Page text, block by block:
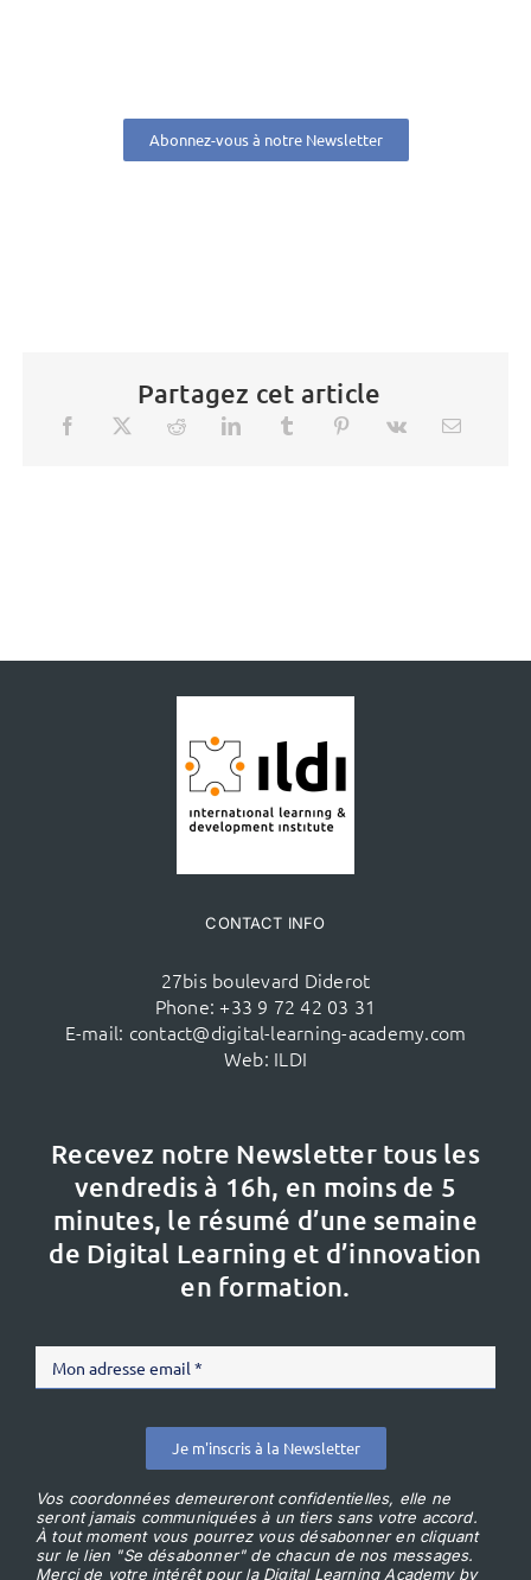
Abonnez-vous à notre Newsletter
Partagez cet article
CONTACT INFO
27bis boulevard Diderot
Phone: +33 9 72 42 03 31
E-mail: contact@digital-learning-academy.com
Web: ILDI
Recevez notre Newsletter tous les
vendredis à 16h, en moins de 5
minutes, le résumé d’une semaine
de Digital Learning et d’innovation
en formation.
Je m'inscris à la Newsletter
Vos coordonnées demeureront confidentielles, elle ne
seront jamais communiquées à un tiers sans votre accord.
À tout moment vous pourrez vous désabonner en cliquant
sur le lien "Se désabonner" de chacun de nos messages.
Merci de votre intérêt pour la Digital Learning Academy by